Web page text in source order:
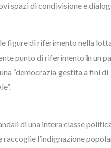
spazi di condivisione e
figure di riferimento nella
punto di riferimento in un
“democrazia gestita a fini di
di una intera classe
raccoglie l’indignazione